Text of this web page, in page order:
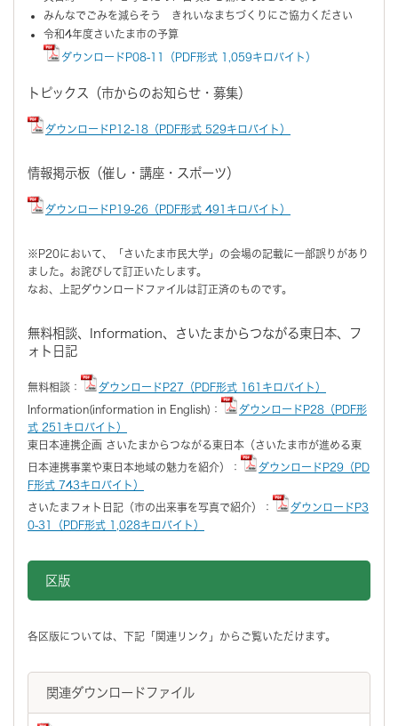
みんなでごみを減らそう きれいなまちづくりにご協力ください
令和4年度さいたま市の予算
ダウンロードP08-11（PDF形式 1,059キロバイト）
トピックス（市からのお知らせ・募集）
ダウンロードP12-18（PDF形式 529キロバイト）
情報掲示板（催し・講座・スポーツ）
ダウンロードP19-26（PDF形式 491キロバイト）
※P20において、「さいたま市民大学」の会場の記載に一部誤りがあり
ました。お詫びして訂正いたします。
なお、上記ダウンロードファイルは訂正済のものです。
無料相談、Information、さいたまからつながる東日本、フ
ォト日記
無料相談： ダウンロードP27（PDF形式 161キロバイト）
Information(information in English)：
ダウンロードP28（PDF形
式 251キロバイト）
東日本連携企画 さいたまからつながる東日本（さいたま市が進める東
日本連携事業や東日本地域の魅力を紹介）：
ダウンロードP29（PD
F形式 743キロバイト）
さいたまフォト日記（市の出来事を写真で紹介）：
ダウンロードP3
0-31（PDF形式 1,028キロバイト）
区版
各区版については、下記「関連リンク」からご覧いただけます。
関連ダウンロードファイル